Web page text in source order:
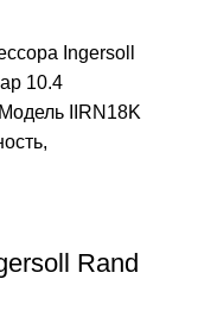
Ingersoll
10.4
IIRN18K
Rand